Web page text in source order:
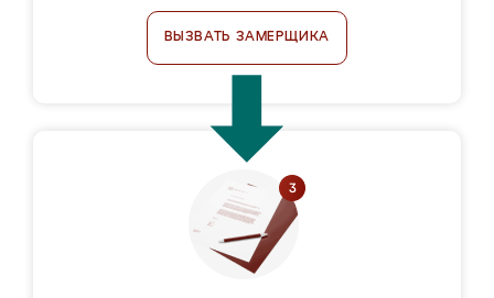
ВЫЗВАТЬ ЗАМЕРЩИКА